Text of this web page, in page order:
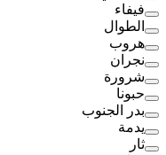
فيفاء
الطوال
هروب
نجران
شرورة
حبونا
بدر الجنوب
يدمة
ثار